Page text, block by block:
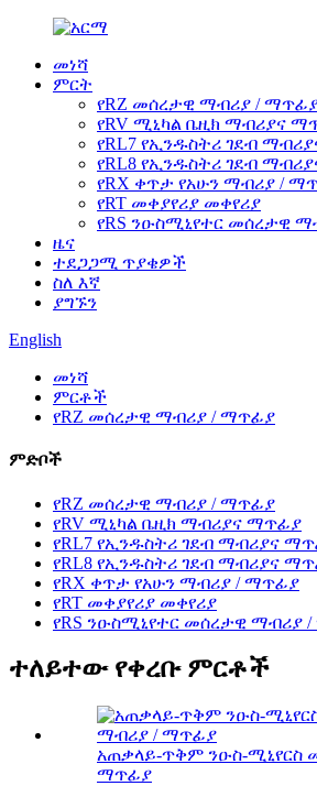
መነሻ
ምርት
የRZ መሰረታዊ ማብሪያ /
የRV ሚኒካል ቤዚክ ማብሪያና
የRL7 የኢንዱስትሪ ገደብ
የRL8 የኢንዱስትሪ ገደብ
የRX ቀጥታ የአሁን ማብሪያ /
የRT መቀያየሪያ መቀየሪያ
የRS ንዑስሚኒየተር መሰረታዊ
ዜና
ተደጋጋሚ ጥያቄዎች
ስለ እኛ
ያግኙን
English
መነሻ
ምርቶች
የRZ መሰረታዊ ማብሪያ / ማጥፊያ
ምድቦች
የRZ መሰረታዊ ማብሪያ / ማጥፊያ
የRV ሚኒካል ቤዚክ ማብሪያና ማጥፊያ
የRL7 የኢንዱስትሪ ገደብ ማብሪያና
የRL8 የኢንዱስትሪ ገደብ ማብሪያና
የRX ቀጥታ የአሁን ማብሪያ / ማጥፊያ
የRT መቀያየሪያ መቀየሪያ
የRS ንዑስሚኒየተር መሰረታዊ ማብሪያ
ተለይተው የቀረቡ ምርቶች
አጠቃላይ-ጥቅም ንዑስ-ሚኒየርስ
ማጥፊያ